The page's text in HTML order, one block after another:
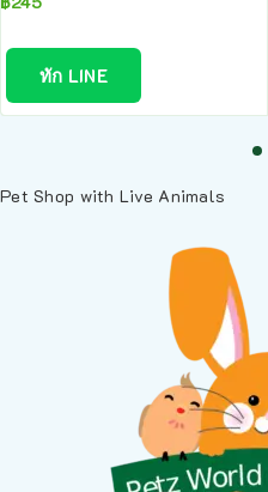
ทัก LINE
Pet Shop with Live Animals